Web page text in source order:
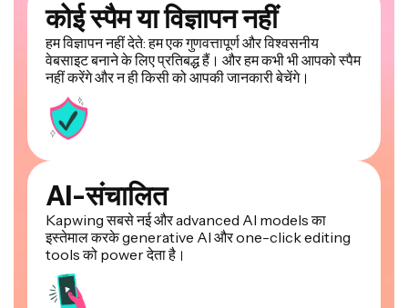
कोई स्पैम या विज्ञापन नहीं
हम विज्ञापन नहीं देते: हम एक गुणवत्तापूर्ण और विश्वसनीय
वेबसाइट बनाने के लिए प्रतिबद्ध हैं। और हम कभी भी आपको स्पैम
नहीं करेंगे और न ही किसी को आपकी जानकारी बेचेंगे।
AI-संचालित
Kapwing सबसे नई और advanced AI models का
इस्तेमाल करके generative AI और one-click editing
tools को power देता है।